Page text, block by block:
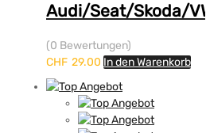
Audi/Seat/Skoda/VW
(0 Bewertungen)
CHF 29.00 In den Warenkorb